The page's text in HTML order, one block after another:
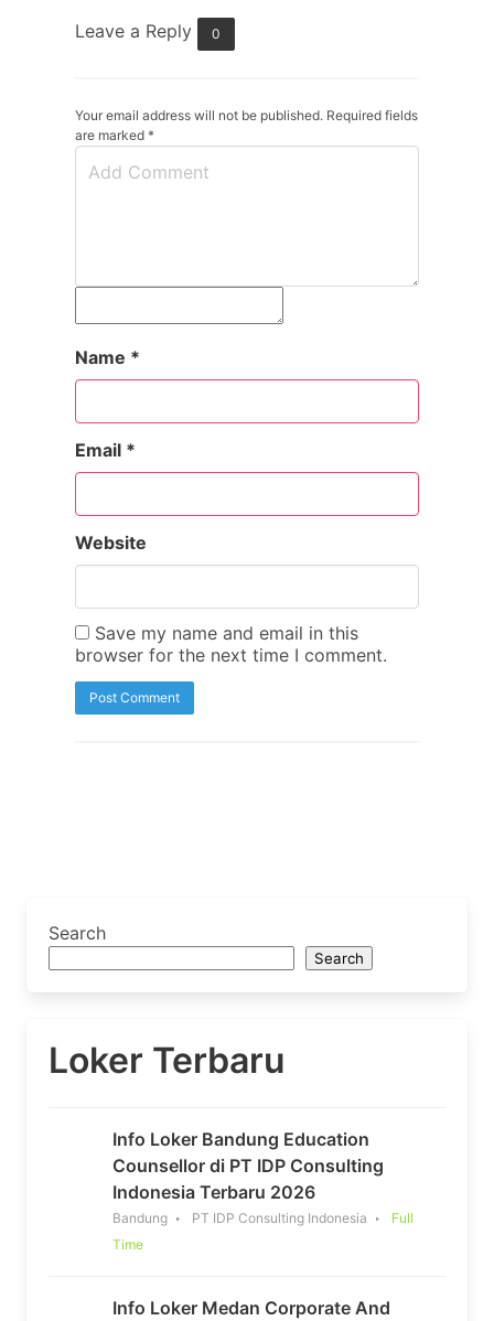
Leave a Reply 0
Your email address will not be published. Required fields
are marked *
Name *
Email *
Website
Save my name and email in this
browser for the next time I comment.
Search
Search
Loker Terbaru
Info Loker Bandung Education
Counsellor di PT IDP Consulting
Indonesia Terbaru 2026
Bandung PT IDP Consulting Indonesia
Full
Time
Info Loker Medan Corporate And